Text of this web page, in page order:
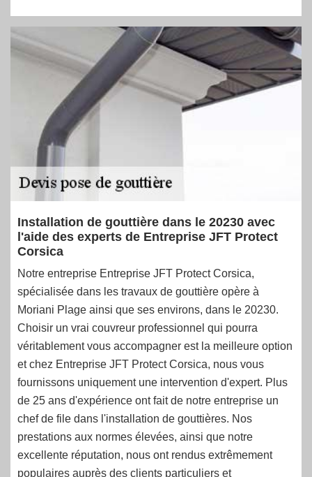
Installation de gouttière dans le 20230 avec
l'aide des experts de Entreprise JFT Protect
Corsica
Notre entreprise Entreprise JFT Protect Corsica,
spécialisée dans les travaux de gouttière opère à
Moriani Plage ainsi que ses environs, dans le 20230.
Choisir un vrai couvreur professionnel qui pourra
véritablement vous accompagner est la meilleure option
et chez Entreprise JFT Protect Corsica, nous vous
fournissons uniquement une intervention d'expert. Plus
de 25 ans d'expérience ont fait de notre entreprise un
chef de file dans l'installation de gouttières. Nos
prestations aux normes élevées, ainsi que notre
excellente réputation, nous ont rendus extrêmement
populaires auprès des clients particuliers et